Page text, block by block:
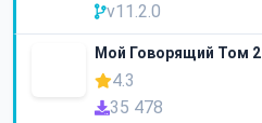
v11.2.0
Мой Говорящий Том 2
4.3
35 478